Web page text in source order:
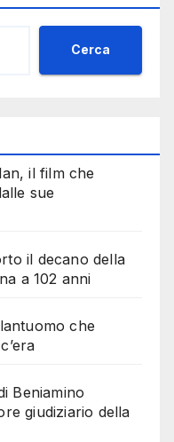
Cerca
il film che
sue
il decano della
a 102 anni
che
Beniamino
giudiziario della